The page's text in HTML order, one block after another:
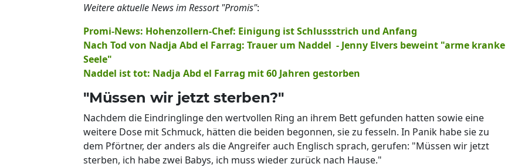
Weitere aktuelle News im Ressort "Promis":
Promi-News: Hohenzollern-Chef: Einigung ist Schlussstrich und Anfang
Nach Tod von Nadja Abd el Farrag: Trauer um Naddel - Jenny Elvers beweint "arme kranke
Seele"
Naddel ist tot: Nadja Abd el Farrag mit 60 Jahren gestorben
"Müssen wir jetzt sterben?"
Nachdem die Eindringlinge den wertvollen Ring an ihrem Bett gefunden hatten sowie eine
weitere Dose mit Schmuck, hätten die beiden begonnen, sie zu fesseln. In Panik habe sie zu
dem Pförtner, der anders als die Angreifer auch Englisch sprach, gerufen: "Müssen wir jetzt
sterben, ich habe zwei Babys, ich muss wieder zurück nach Hause."